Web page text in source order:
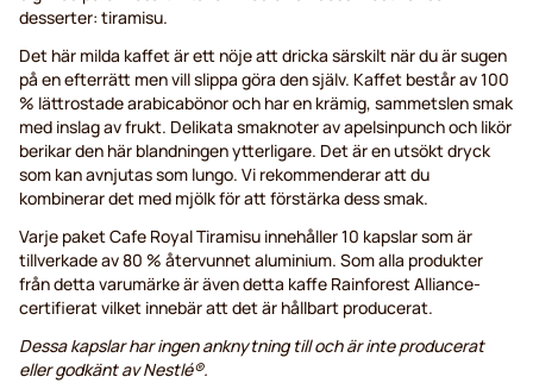
desserter: tiramisu.
Det här milda kaffet är ett nöje att dricka särskilt när du är sugen
på en efterrätt men vill slippa göra den själv. Kaffet består av 100
% lättrostade arabicabönor och har en krämig, sammetslen smak
med inslag av frukt. Delikata smaknoter av apelsinpunch och likör
berikar den här blandningen ytterligare. Det är en utsökt dryck
som kan avnjutas som lungo. Vi rekommenderar att du
kombinerar det med mjölk för att förstärka dess smak.
Varje paket Cafe Royal Tiramisu innehåller 10 kapslar som är
tillverkade av 80 % återvunnet aluminium. Som alla produkter
från detta varumärke är även detta kaffe Rainforest Alliance-
certifierat vilket innebär att det är hållbart producerat.
Dessa kapslar har ingen anknytning till och är inte producerat
eller godkänt av Nestlé®.